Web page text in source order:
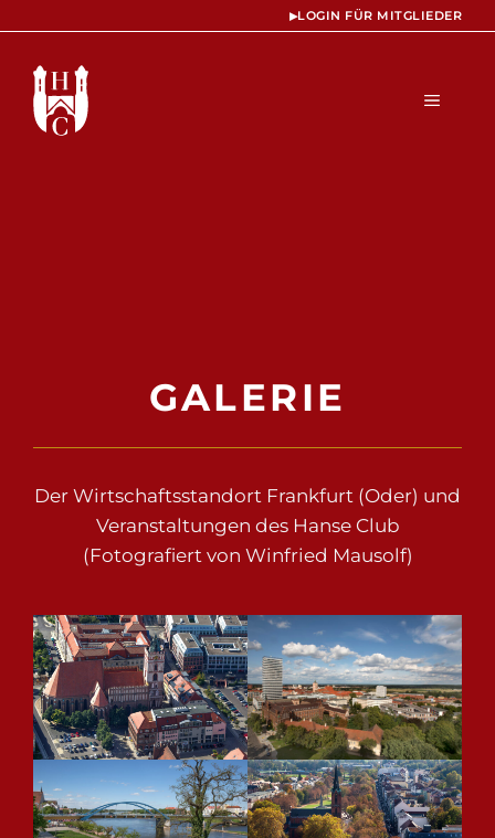
springen
▸LOGIN FÜR MITGLIEDER
MENÜ
GALERIE
Der Wirtschaftsstandort Frankfurt (Oder) und
Veranstaltungen des Hanse Club
(Fotografiert von Winfried Mausolf)